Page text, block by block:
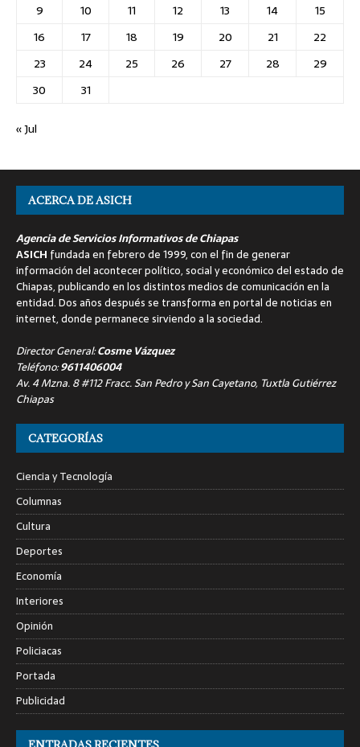
9
10 11 12 13 14
15
16
17 18 19 20 21
22
23
24 25 26 27 28
29
30
31
« Jul
ACERCA DE ASICH
Agencia de Servicios Informativos de Chiapas
ASICH fundada en febrero de 1999, con el fin de generar
información del acontecer político, social y económico del estado de
Chiapas, publicando en los distintos medios de comunicación en la
entidad. Dos años después se transforma en portal de noticias en
internet, donde permanece sirviendo a la sociedad.
Director General:Cosme Vázquez
Teléfono:9611406004
Av. 4 Mzna. 8 #112 Fracc. San Pedro y San Cayetano, Tuxtla Gutiérrez
Chiapas
CATEGORÍAS
Ciencia y Tecnología
Columnas
Cultura
Deportes
Economía
Interiores
Opinión
Policiacas
Portada
Publicidad